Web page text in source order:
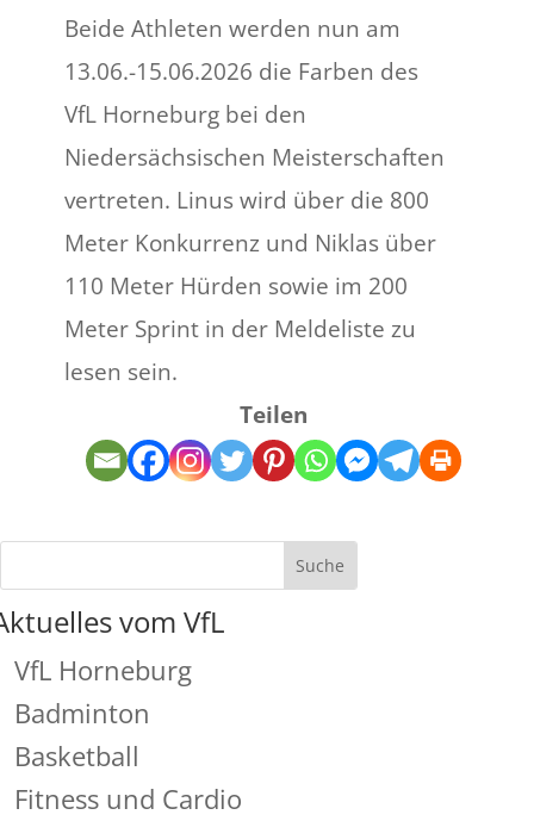
Beide Athleten werden nun am
13.06.-15.06.2026 die Farben des
VfL Horneburg bei den
Niedersächsischen Meisterschaften
vertreten. Linus wird über die 800
Meter Konkurrenz und Niklas über
110 Meter Hürden sowie im 200
Meter Sprint in der Meldeliste zu
lesen sein.
Teilen
vom VfL
VfL Horneburg
Badminton
Basketball
Fitness und Cardio